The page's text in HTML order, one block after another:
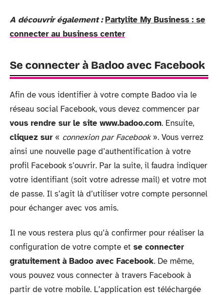
A découvrir également : Partylite My Business : se
connecter au business center
Se connecter à Badoo avec Facebook
Afin de vous identifier à votre compte Badoo via le
réseau social Facebook, vous devez commencer par
vous rendre sur le site www.badoo.com. Ensuite,
cliquez sur « connexion par Facebook». Vous verrez
ainsi une nouvelle page d’authentification à votre
profil Facebook s’ouvrir. Par la suite, il faudra indiquer
votre identifiant (soit votre adresse mail) et votre mot
de passe. Il s’agit là d’utiliser votre compte personnel
pour échanger avec vos amis.
Il ne vous restera plus qu’à confirmer pour réaliser la
configuration de votre compte et se connecter
gratuitement à Badoo avec Facebook. De même,
vous pouvez vous connecter à travers Facebook à
partir de votre mobile. L’application est téléchargée